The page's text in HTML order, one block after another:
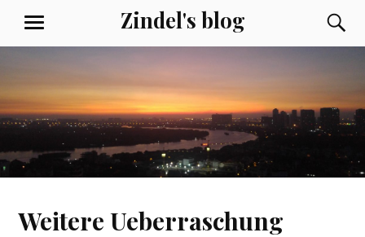
content
Zindel's blog
MENU
Weitere Ueberraschung